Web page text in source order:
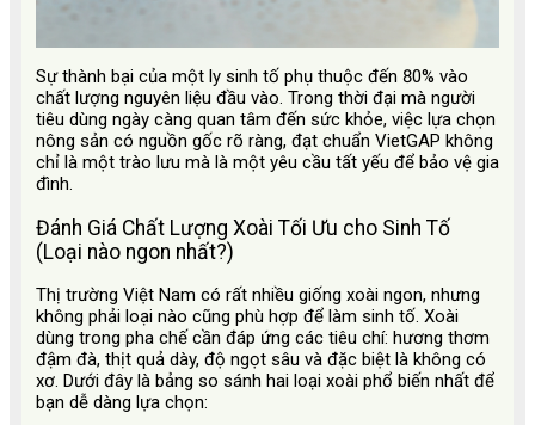
Sự thành bại của một ly sinh tố phụ thuộc đến 80% vào
chất lượng nguyên liệu đầu vào. Trong thời đại mà người
tiêu dùng ngày càng quan tâm đến sức khỏe, việc lựa chọn
nông sản có nguồn gốc rõ ràng, đạt chuẩn VietGAP không
chỉ là một trào lưu mà là một yêu cầu tất yếu để bảo vệ gia
đình.
Đánh Giá Chất Lượng Xoài Tối Ưu cho Sinh Tố
(Loại nào ngon nhất?)
Thị trường Việt Nam có rất nhiều giống xoài ngon, nhưng
không phải loại nào cũng phù hợp để làm sinh tố. Xoài
dùng trong pha chế cần đáp ứng các tiêu chí: hương thơm
đậm đà, thịt quả dày, độ ngọt sâu và đặc biệt là không có
xơ. Dưới đây là bảng so sánh hai loại xoài phổ biến nhất để
bạn dễ dàng lựa chọn: